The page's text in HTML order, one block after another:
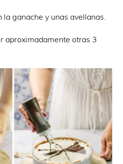
la ganache y unas avellanas.
aproximadamente otras 3